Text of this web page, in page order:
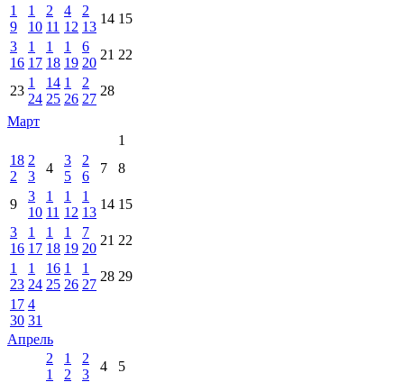
1
9
1
10
2
11
4
12
2
13
14 15
3
16
1
17
1
18
1
19
6
20
21 22
23
1
24
14
25
1
26
2
27
28
Март
1
18
2
2
3
4
3
5
2
6
7 8
9
3
10
1
11
1
12
1
13
14 15
3
16
1
17
1
18
1
19
7
20
21 22
1
23
1
24
16
25
1
26
1
27
28 29
17
30
4
31
Апрель
2
1
1
2
2
3
4 5